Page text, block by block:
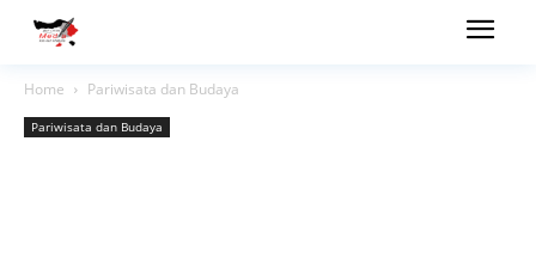
Home Pariwisata dan Budaya
Pariwisata dan Budaya